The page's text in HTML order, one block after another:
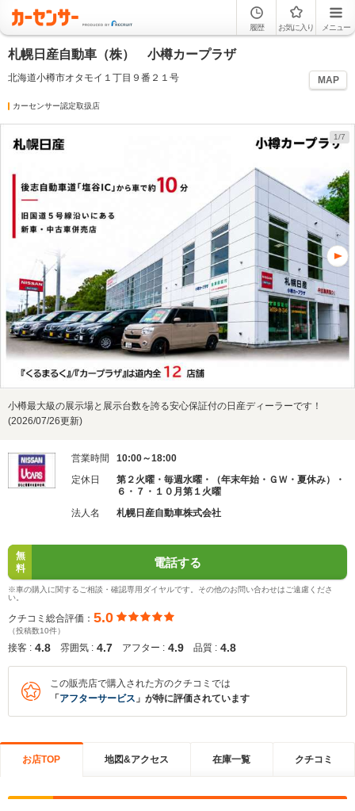
履歴 お気に入り メニュー
札幌日産自動車（株） 小樽カープラザ
北海道小樽市オタモイ１丁目９番２１号 MAP
カーセンサー認定取扱店
1/7
小樽最大級の展示場と展示台数を誇る安心保証付の日産ディーラーです！
(2026/07/26更新)
営業時間
10:00～18:00
定休日
第２火曜・毎週水曜・（年末年始・ＧＷ・夏休み）・
６・７・１０月第１火曜
法人名
札幌日産自動車株式会社
無
料
電話する
※車の購入に関するご相談・確認専用ダイヤルです。その他のお問い合わせはご遠慮くださ
い。
クチコミ総合評価： 5.0
（投稿数10件）
接客 : 4.8 雰囲気 : 4.7 アフター : 4.9 品質 : 4.8
この販売店で購入された方のクチコミでは
「 アフターサービス 」が特に評価されています
お店TOP 地図&アクセス 在庫一覧 クチコミ